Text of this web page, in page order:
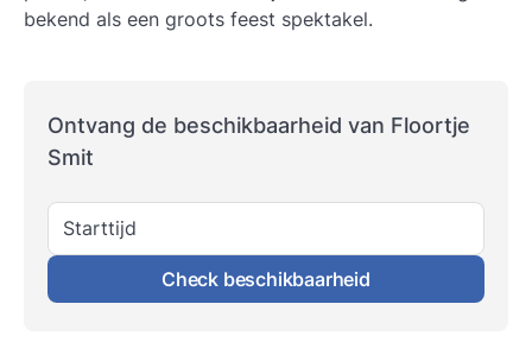
bekend als een groots feest spektakel.
Ontvang de beschikbaarheid van Floortje
Smit
Starttijd
Check beschikbaarheid